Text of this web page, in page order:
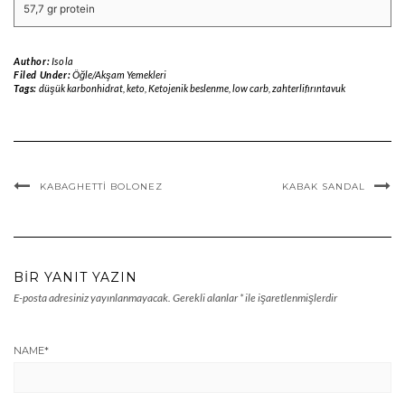
57,7 gr protein
Author:Isola
Filed Under:Öğle/Akşam Yemekleri
Tags: düşük karbonhidrat, keto, Ketojenik beslenme, low carb, zahterlifırıntavuk
KABAGHETTI BOLONEZ KABAK SANDAL
BIR YANIT YAZIN
E-posta adresiniz yayınlanmayacak. Gerekli alanlar*ile işaretlenmişlerdir
NAME*